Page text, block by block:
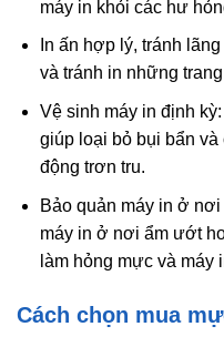
máy in khỏi các hư
In ấn hợp lý, tránh
và tránh in những
Vệ sinh máy in định
giúp loại bỏ bụi bẩn
động trơn tru.
Bảo quản máy in ở
máy in ở nơi ẩm ướt
làm hỏng mực và máy
Cách chọn mua